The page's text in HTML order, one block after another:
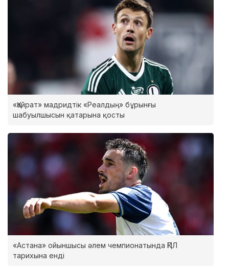
«Қайрат» мадридтік «Реалдың» бұрынғы
шабуылшысын қатарына қосты
«Астана» ойыншысы әлем чемпионатында ҚПЛ
тарихына енді